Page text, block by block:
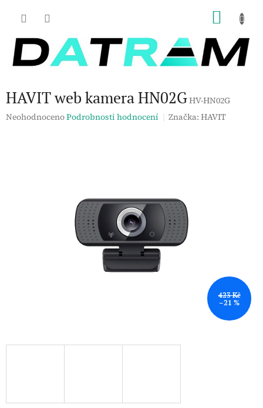
HAVIT web kamera HN02GHV-HN02G
Průměrné
NeohodnocenoPodrobnosti hodnocení Značka:HAVIT
423 Kč
–21 %